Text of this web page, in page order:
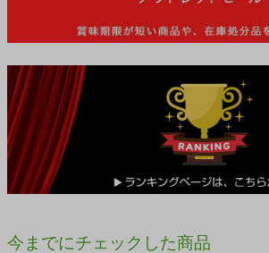
今までにチェックした商品